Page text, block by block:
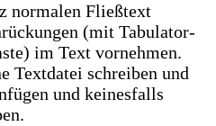
normalen Fließtext
(mit Tabulator-
im Text vornehmen.
Textdatei schreiben und
und keinesfalls